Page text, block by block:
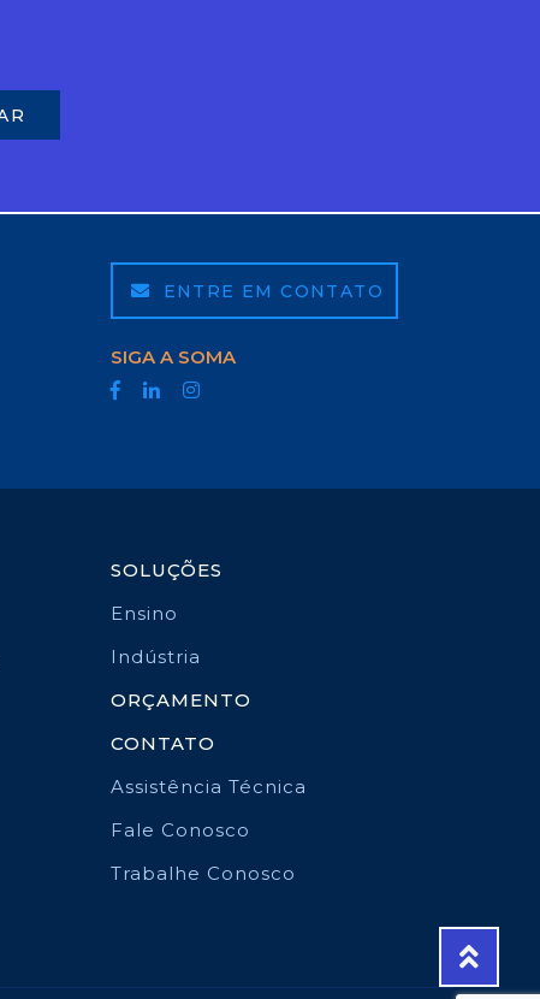
ENTRE EM CONTATO
SIGA A SOMA
SOLUÇÕES
Ensino
Indústria
ORÇAMENTO
CONTATO
Assistência Técnica
Fale Conosco
Trabalhe Conosco